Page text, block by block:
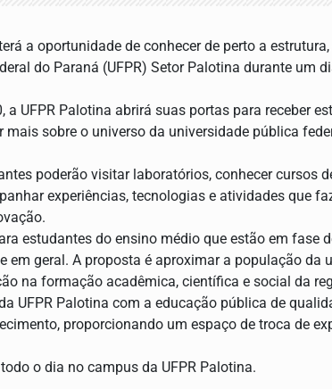
a oportunidade de conhecer de perto a
do Paraná (UFPR) Setor Palotina durante um
a UFPR Palotina abrirá suas portas para receber
sobre o universo da universidade pública
poderão visitar laboratórios, conhecer cursos
experiências, tecnologias e atividades que
estudantes do ensino médio que estão em fase
em geral. A proposta é aproximar a população da
na formação acadêmica, científica e social da
UFPR Palotina com a educação pública de
proporcionando um espaço de troca de
o dia no campus da UFPR Palotina.